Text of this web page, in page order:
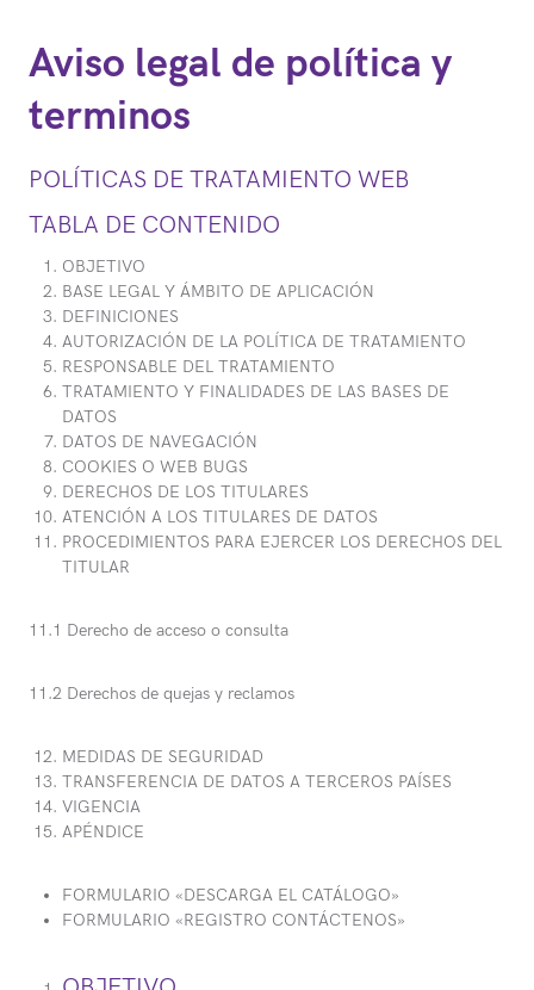
contenido
Aviso legal de política y
terminos
POLÍTICAS DE TRATAMIENTO WEB
TABLA DE CONTENIDO
OBJETIVO
BASE LEGAL Y ÁMBITO DE APLICACIÓN
DEFINICIONES
AUTORIZACIÓN DE LA POLÍTICA DE TRATAMIENTO
RESPONSABLE DEL TRATAMIENTO
TRATAMIENTO Y FINALIDADES DE LAS BASES DE
DATOS
DATOS DE NAVEGACIÓN
COOKIES O WEB BUGS
DERECHOS DE LOS TITULARES
ATENCIÓN A LOS TITULARES DE DATOS
PROCEDIMIENTOS PARA EJERCER LOS DERECHOS DEL
TITULAR
11.1 Derecho de acceso o consulta
11.2 Derechos de quejas y reclamos
MEDIDAS DE SEGURIDAD
TRANSFERENCIA DE DATOS A TERCEROS PAÍSES
VIGENCIA
APÉNDICE
FORMULARIO «DESCARGA EL CATÁLOGO»
FORMULARIO «REGISTRO CONTÁCTENOS»